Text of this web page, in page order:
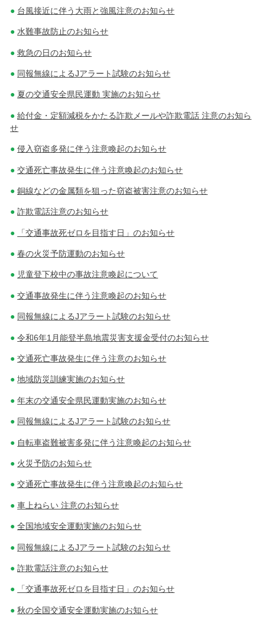
台風接近に伴う大雨と強風注意のお知らせ
水難事故防止のお知らせ
救急の日のお知らせ
同報無線によるJアラート試験のお知らせ
夏の交通安全県民運動 実施のお知らせ
給付金・定額減税をかたる詐欺メールや詐欺電話 注意のお知ら
せ
侵入窃盗多発に伴う注意喚起のお知らせ
交通死亡事故発生に伴う注意喚起のお知らせ
銅線などの金属類を狙った窃盗被害注意のお知らせ
詐欺電話注意のお知らせ
「交通事故死ゼロを目指す日」のお知らせ
春の火災予防運動のお知らせ
児童登下校中の事故注意喚起について
交通事故発生に伴う注意喚起のお知らせ
同報無線によるJアラート試験のお知らせ
令和6年1月能登半島地震災害支援金受付のお知らせ
交通死亡事故発生に伴う注意のお知らせ
地域防災訓練実施のお知らせ
年末の交通安全県民運動実施のお知らせ
同報無線によるJアラート試験のお知らせ
自転車盗難被害多発に伴う注意喚起のお知らせ
火災予防のお知らせ
交通死亡事故発生に伴う注意喚起のお知らせ
車上ねらい 注意のお知らせ
全国地域安全運動実施のお知らせ
同報無線によるJアラート試験のお知らせ
詐欺電話注意のお知らせ
「交通事故死ゼロを目指す日」のお知らせ
秋の全国交通安全運動実施のお知らせ